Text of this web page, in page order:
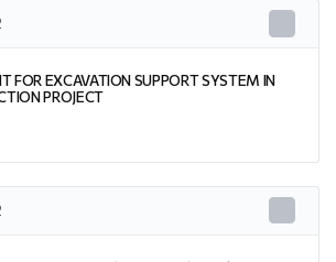
FOR EXCAVATION SUPPORT SYSTEM IN
PROJECT